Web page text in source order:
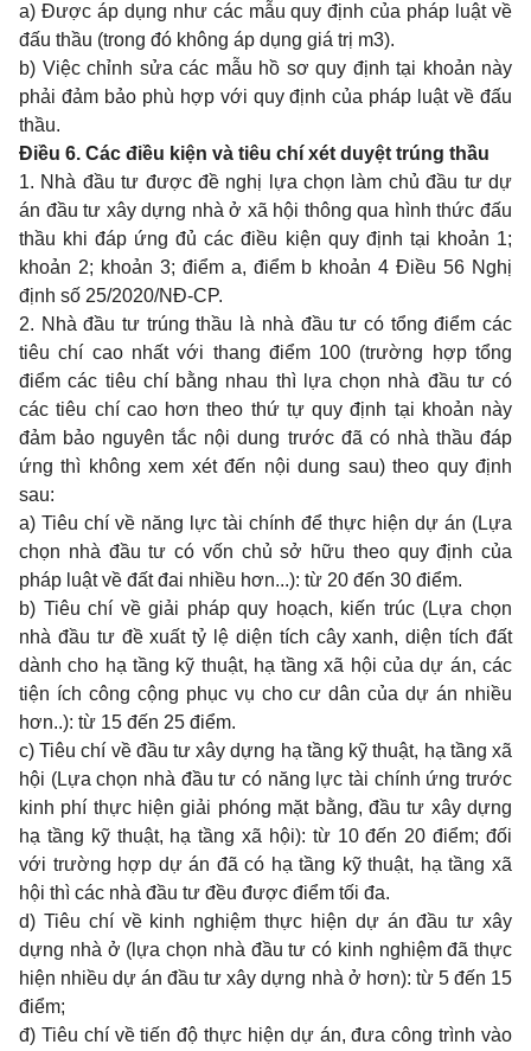
a) Được áp dụng như các mẫu quy định của pháp luật về
đấu thầu (trong đó không áp dụng giá trị m3).
b) Việc chỉnh sửa các mẫu hồ sơ quy định tại khoản này
phải đảm bảo phù hợp với quy định của pháp luật về đấu
thầu.
Điều 6. Các điều kiện và tiêu chí xét duyệt trúng thầu
1. Nhà đầu tư được đề nghị lựa chọn làm chủ đầu tư dự
án đầu tư xây dựng nhà ở xã hội thông qua hình thức đấu
thầu khi đáp ứng đủ các điều kiện quy định tại khoản 1;
khoản 2; khoản 3; điểm a, điểm b khoản 4 Điều 56 Nghị
định số 25/2020/NĐ-CP.
2. Nhà đầu tư trúng thầu là nhà đầu tư có tổng điểm các
tiêu chí cao nhất với thang điểm 100 (trường hợp tổng
điểm các tiêu chí bằng nhau thì lựa chọn nhà đầu tư có
các tiêu chí cao hơn theo thứ tự quy định tại khoản này
đảm bảo nguyên tắc nội dung trước đã có nhà thầu đáp
ứng thì không xem xét đến nội dung sau) theo quy định
sau:
a) Tiêu chí về năng lực tài chính để thực hiện dự án (Lựa
chọn nhà đầu tư có vốn chủ sở hữu theo quy định của
pháp luật về đất đai nhiều hơn...): từ 20 đến 30 điểm.
b) Tiêu chí về giải pháp quy hoạch, kiến trúc (Lựa chọn
nhà đầu tư đề xuất tỷ lệ diện tích cây xanh, diện tích đất
dành cho hạ tầng kỹ thuật, hạ tầng xã hội của dự án, các
tiện ích công cộng phục vụ cho cư dân của dự án nhiều
hơn..): từ 15 đến 25 điểm.
c) Tiêu chí về đầu tư xây dựng hạ tầng kỹ thuật, hạ tầng xã
hội (Lựa chọn nhà đầu tư có năng lực tài chính ứng trước
kinh phí thực hiện giải phóng mặt bằng, đầu tư xây dựng
hạ tầng kỹ thuật, hạ tầng xã hội): từ 10 đến 20 điểm; đối
với trường hợp dự án đã có hạ tầng kỹ thuật, hạ tầng xã
hội thì các nhà đầu tư đều được điểm tối đa.
d) Tiêu chí về kinh nghiệm thực hiện dự án đầu tư xây
dựng nhà ở (lựa chọn nhà đầu tư có kinh nghiệm đã thực
hiện nhiều dự án đầu tư xây dựng nhà ở hơn): từ 5 đến 15
điểm;
đ) Tiêu chí về tiến độ thực hiện dự án, đưa công trình vào